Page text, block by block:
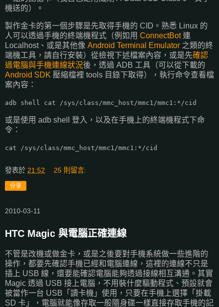
機送的）。
製作金卡的第一個步驟是先取得手機的 CID。熟悉 Linux 的
人可以透過手機的終端機程式（例如用 ConnectBot連
Localhost、或是其他像 Android Terminal Emulator 之類的終
端機工具，請自行安裝）從檢視下述檔案內容，或是先確認
過電腦與手機連線狀況後，透過 ADB 工具（可以從下載的
Android SDK 壓縮檔裡 tools 目錄下取得），執行命令查看檔
案內容：
adb shell cat /sys/class/mmc_host/mmc1/mmc1:*/cid
或是使用 adb shell 登入，以及在手機上的終端機程式下命
令：
cat /sys/class/mmc_host/mmc1/mmc1:*/cid
發表於 21:52 25 則留言:
分享
2010-03-11
HTC Magic 與電腦正確連線
不管是改機或做金卡，或是之後要對手機系統做一些進階的
操作，都要先確認手機已經和電腦連線，這裡的連線不只是
插上 USB 線，還要能確認電腦能夠透過接線相互溝通。其實
Magic 透過 USB 接上電腦，不用裝什麼驅動程式、預設就會
被當作一台 USB「讀卡機」使用，只要在手機上選擇「掛載
SD 卡」，電腦就能像存取一般隨身碟一樣直接存取手機的記